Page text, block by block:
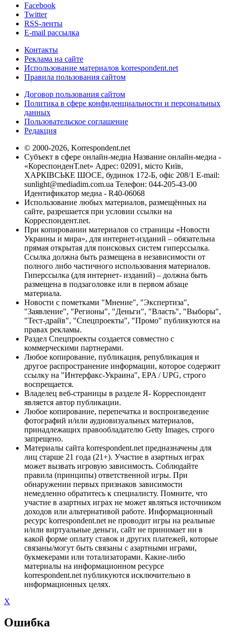
Facebook
Twitter
RSS-ленты
E-mail рассылка
Контакты
Реклама на сайте
Использование материалов korrespondent.net
Правила пользования сайтом
Договор пользования сайтом
Политика в сфере конфиденциальности и персональных
данных
Пользовательское соглашение
Редакция
© 2000-2026, Korrespondent.net
Субъект в сфере онлайн-медиа Название онлайн-медиа -
«КореспонденТ.net» Адрес: 02091, місто Київ,
ХАРКІВСЬКЕ ШОСЕ, будинок 172-Б, офіс 208/1 E-mail:
sunlight@mediadim.com.ua Телефон: 044-205-43-00
Идентификатор медиа - R40-06068
Использование любых материалов, размещённых на
сайте, разрешается при условии ссылки на
Корреспондент.net.
При копировании материалов со страницы «Новости
Украины и мира», для интернет-изданий – обязательна
прямая открытая для поисковых систем гиперссылка.
Ссылка должна быть размещена в независимости от
полного либо частичного использования материалов.
Гиперссылка (для интернет- изданий) – должна быть
размещена в подзаголовке или в первом абзаце
материала.
Новости с пометками "Мнение", "Экспертиза",
"Заявление", "Регионы", "Деньги", "Власть", "Выборы",
"Тест-драйв", "Спецпроекты", "Промо" публикуются на
правах рекламы.
Раздел Спецпроекты создается совместно с
коммерческими партнерами.
Любое копирование, публикация, републикация и
другое распространение информации, которое содержит
ссылку на "Интерфакс-Украина", EPA / UPG, строго
воспрещается.
Владелец веб-страницы в разделе Я- Корреспондент
является автор публикации.
Любое копирование, перепечатка и воспроизведение
фотографий и/или аудиовизуальных материалов,
принадлежащих правообладателю Getty Images, строго
запрещено.
Материалы сайта korrespondent.net предназначены для
лиц старше 21 года (21+). Участие в азартных играх
может вызвать игровую зависимость. Соблюдайте
правила (принципы) ответственной игры. При
обнаружении первых признаков зависимости
немедленно обратитесь к специалисту. Помните, что
участие в азартных играх не может являться источником
доходов или альтернативой работе. Информационный
ресурс korrespondent.net не проводит игры на реальные
и/или виртуальные деньги, сайт не принимает ни в
какой форме оплату ставок и других платежей, которые
связаны/могут быть связаны с азартными играми,
букмекерами или тотализаторами. Какие-либо
материалы на информационном ресурсе
korrespondent.net публикуются исключительно в
информационных целях.
X
Ошибка